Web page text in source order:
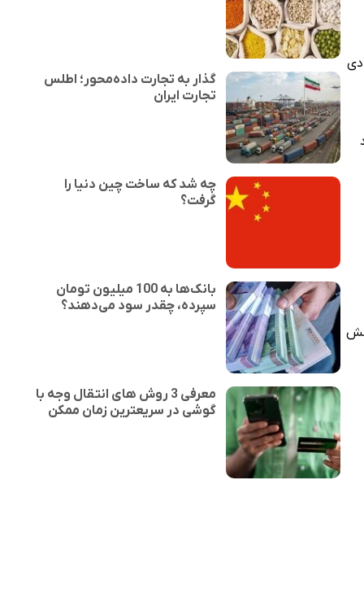
گذار به تجارت داده‌محور؛ اطلس
تجارت ایران
چه شد که ساخت چین دنیا را
گرفت؟
بانک‌ها به 100 میلیون تومان
سپرده، چقدر سود می‌دهند؟
معرفی 3 روش های انتقال وجه با
گوشی در سریعترین زمان ممکن